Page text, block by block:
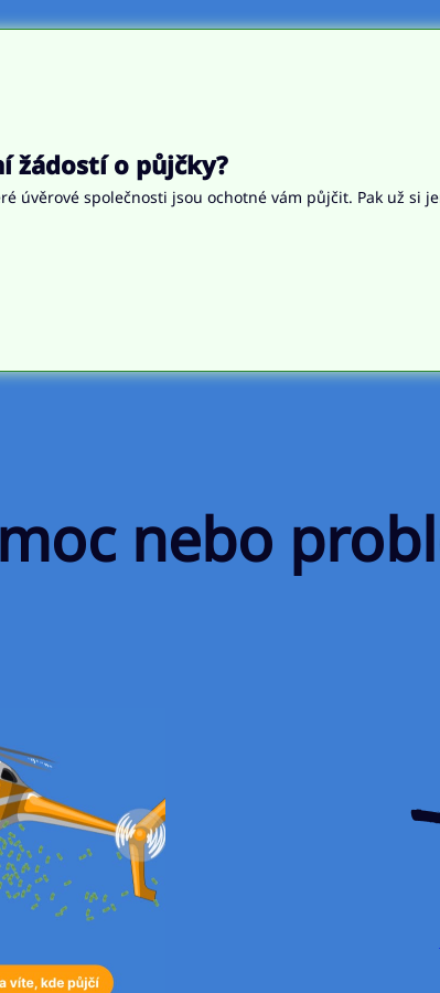
žádostí o půjčky?
úvěrové společnosti jsou ochotné vám půjčit. Pak už si
nebo